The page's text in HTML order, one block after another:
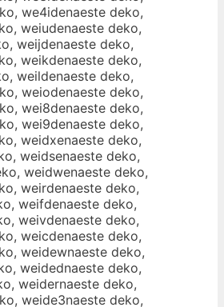
we4idenaeste deko,
weiudenaeste deko,
weijdenaeste deko,
weikdenaeste deko,
weildenaeste deko,
weiodenaeste deko,
wei8denaeste deko,
wei9denaeste deko,
weidxenaeste deko,
weidsenaeste deko,
weidwenaeste deko,
weirdenaeste deko,
weifdenaeste deko,
weivdenaeste deko,
weicdenaeste deko,
weidewnaeste deko,
weidednaeste deko,
weidernaeste deko,
weide3naeste deko,